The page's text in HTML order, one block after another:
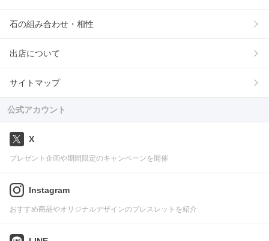
石の組み合わせ・相性
出店について
サイトマップ
公式アカウント
X
プレゼント企画や期間限定のキャンペーンを開催
Instagram
おすすめ商品やオリジナルデザインのブレスレットを紹介